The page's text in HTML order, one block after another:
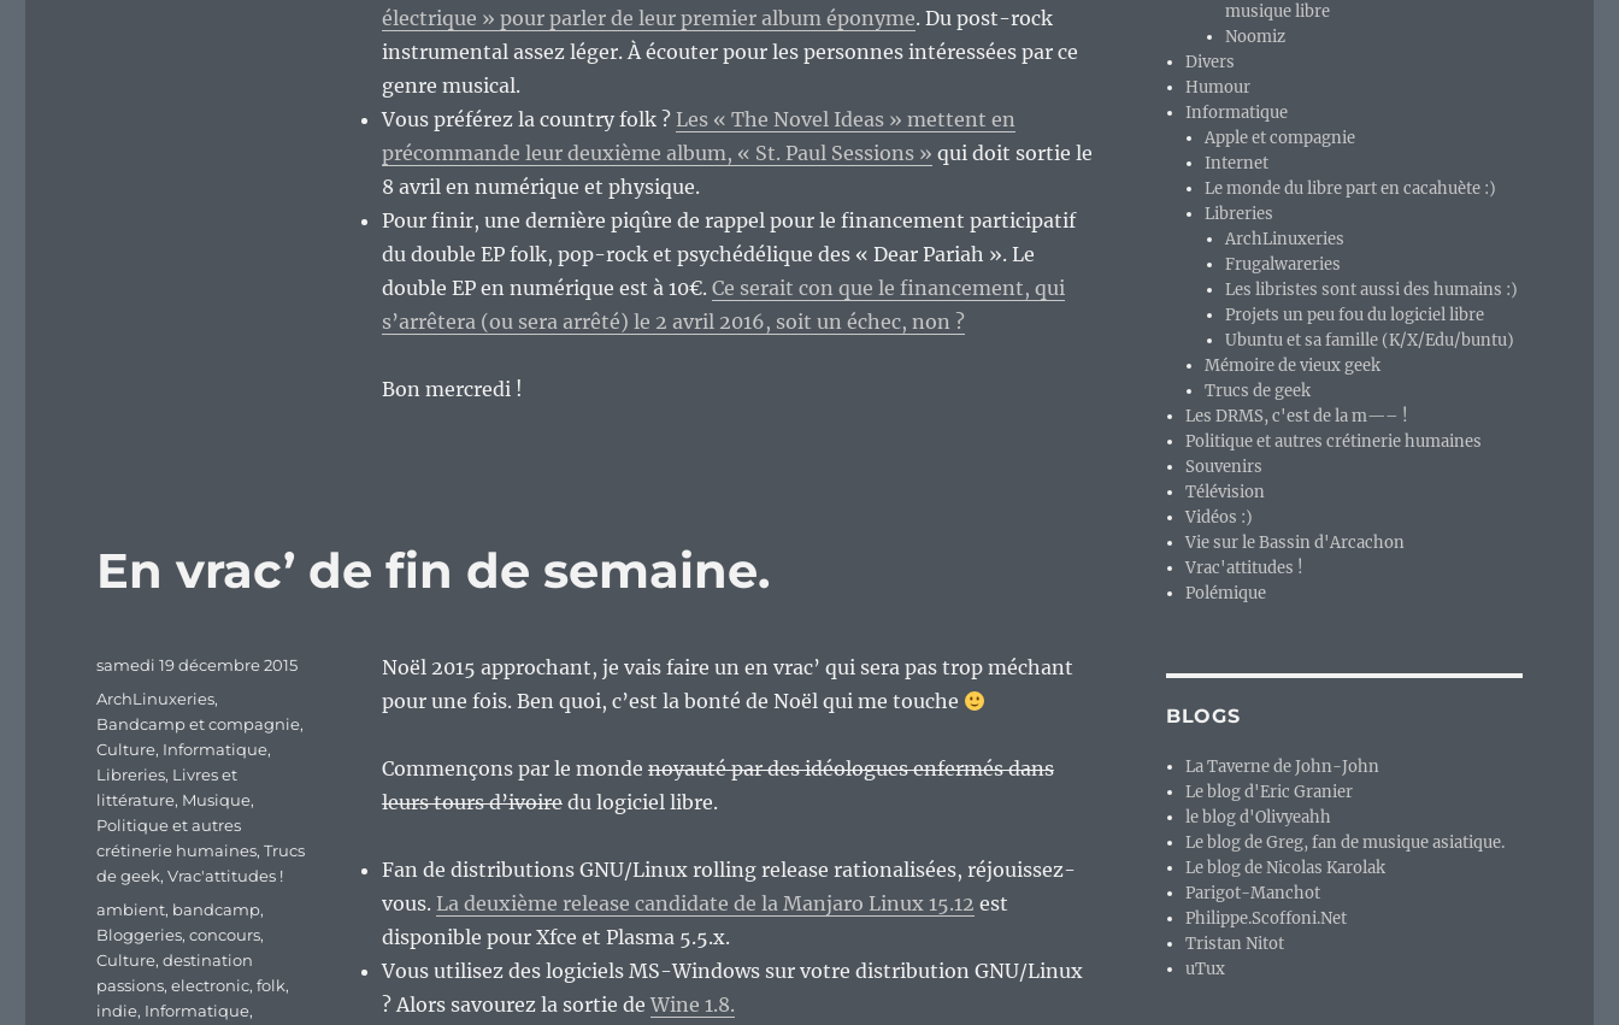
électrique » pour parler de leur premier album éponyme. Du post-rock
instrumental assez léger. À écouter pour les personnes intéressées par ce
genre musical.
Vous préférez la country folk ? Les « The Novel Ideas » mettent en
précommande leur deuxième album, « St. Paul Sessions » qui doit sortie le
8 avril en numérique et physique.
Pour finir, une dernière piqûre de rappel pour le financement participatif
du double EP folk, pop-rock et psychédélique des « Dear Pariah ». Le
double EP en numérique est à 10€. Ce serait con que le financement, qui
s’arrêtera (ou sera arrêté) le 2 avril 2016, soit un échec, non ?
Bon mercredi !
En vrac’ de fin de semaine.
Noël 2015 approchant, je vais faire un en vrac’ qui sera pas trop méchant
pour une fois. Ben quoi, c’est la bonté de Noël qui me touche
Commençons par le monde noyauté par des idéologues enfermés dans
leurs tours d’ivoiredu logiciel libre.
Fan de distributions GNU/Linux rolling release rationalisées, réjouissez-
vous. La deuxième release candidate de la Manjaro Linux 15.12 est
disponible pour Xfce et Plasma 5.5.x.
Vous utilisez des logiciels MS-Windows sur votre distribution GNU/Linux
? Alors savourez la sortie deWine 1.8.
Publié
samedi 19 décembre 2015
Catégories
ArchLinuxeries,
Bandcamp et compagnie,
Culture, Informatique,
Libreries, Livres et
littérature, Musique,
Politique et autres
crétinerie humaines,Trucs
de geek,Vrac'attitudes !
Étiquettes
ambient, bandcamp,
Bloggeries,concours,
Culture,destination
passions,electronic,folk,
indie, Informatique,
musique libre
Noomiz
Divers
Humour
Informatique
Apple et compagnie
Internet
Le monde du libre part en cacahuète :)
Libreries
ArchLinuxeries
Frugalwareries
Les libristes sont aussi des humains :)
Projets un peu fou du logiciel libre
Ubuntu et sa famille (K/X/Edu/buntu)
Mémoire de vieux geek
Trucs de geek
Les DRMS, c'est de la m—– !
Politique et autres crétinerie humaines
Souvenirs
Télévision
Vidéos :)
Vie sur le Bassin d'Arcachon
Vrac'attitudes !
Polémique
BLOGS
La Taverne de John-John
Le blog d'Eric Granier
le blog d'Olivyeahh
Le blog de Greg, fan de musique asiatique.
Le blog de Nicolas Karolak
Parigot-Manchot
Philippe.Scoffoni.Net
Tristan Nitot
uTux